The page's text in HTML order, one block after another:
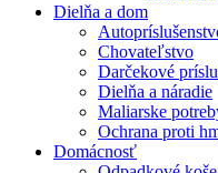
Dielňa a dom
Chovateľstvo
Darčekové
Dielňa a náradie
Maliarske
Ochrana proti
Domácnosť